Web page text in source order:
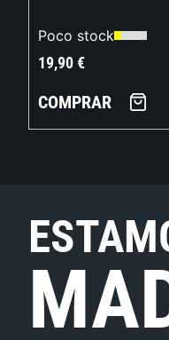
Poco stock
19,90€
COMPRAR